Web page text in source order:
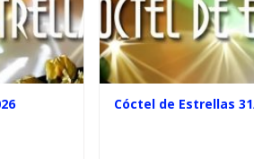
Cóctel de Estrellas